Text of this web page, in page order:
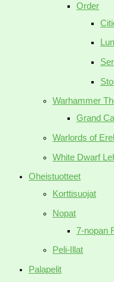
Order
Warhammer
Grand
Warlords of
White Dwarf
Oheistuotteet
Korttisuojat
Nopat
7-nopan
Peli-Illat
Palapelit